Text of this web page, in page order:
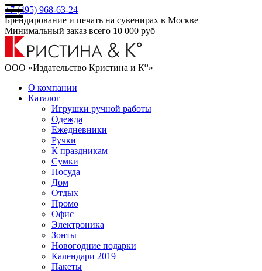
+7 (495) 968-63-24
Брендирование и печать на сувенирах в Москве
Минимальный заказ всего 10 000 руб
ООО «Издательство Кристина и Ко»
О компании
Каталог
Игрушки ручной работы
Одежда
Ежедневники
Ручки
К праздникам
Сумки
Посуда
Дом
Отдых
Промо
Офис
Электроника
Зонты
Новогодние подарки
Календари 2019
Пакеты